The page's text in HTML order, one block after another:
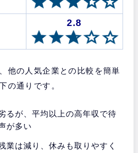
2.8
他の人気企業との比較を簡単
の通りです。
るが、平均以上の高年収で待
が多い
業は減り、休みも取りやすく